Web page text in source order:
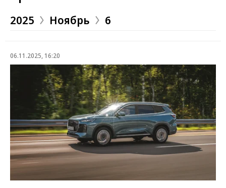
2025 Ноябрь 6
06.11.2025, 16:20